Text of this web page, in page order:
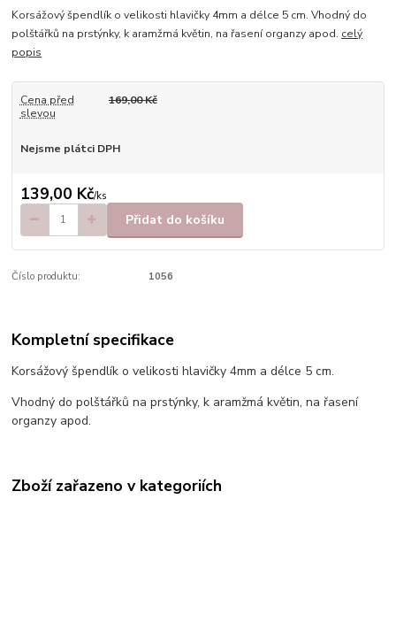
Korsážový špendlík o velikosti hlavičky 4mm a délce 5 cm. Vhodný do
polštářků na prstýnky, k aramžmá květin, na řasení organzy apod. celý
popis
Cena před
slevou
169,00 Kč
Nejsme plátci DPH
139,00 Kč/ks
Přidat do košíku
Číslo produktu: 1056
Kompletní specifikace
Korsážový špendlík o velikosti hlavičky 4mm a délce 5 cm.
Vhodný do polštářků na prstýnky, k aramžmá květin, na řasení
organzy apod.
Zboží zařazeno v kategoriích